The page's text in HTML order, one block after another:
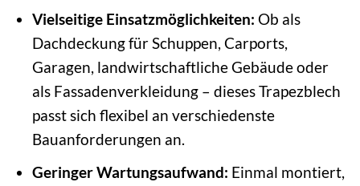
Vielseitige Einsatzmöglichkeiten: Ob als
Dachdeckung für Schuppen, Carports,
Garagen, landwirtschaftliche Gebäude oder
als Fassadenverkleidung – dieses Trapezblech
passt sich flexibel an verschiedenste
Bauanforderungen an.
Geringer Wartungsaufwand: Einmal montiert,